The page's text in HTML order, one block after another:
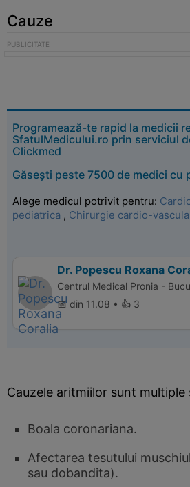
Cauze
Programează-te rapid la medicii
SfatulMedicului.ro prin serviciul
Clickmed
Găsești peste 7500 de medici cu
Alege medicul potrivit pentru:
pediatrica , Chirurgie cardio-
Dr. Popescu Roxana
Centrul Medical Pronia -
📅 din 11.08 • 👍 3
Cauzele aritmiilor sunt multiple
Boala coronariana.
Afectarea tesutului
sau dobandita).